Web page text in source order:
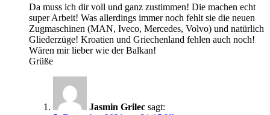
Da muss ich dir voll und ganz zustimmen! Die machen echt
super Arbeit! Was allerdings immer noch fehlt sie die neuen
Zugmaschinen (MAN, Iveco, Mercedes, Volvo) und natürlich
Gliederzüge! Kroatien und Griechenland fehlen auch noch!
Wären mir lieber wie der Balkan!
Grüße
Jasmin Grilec sagt: